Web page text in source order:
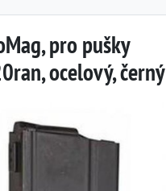
pro pušky
ocelový, černý